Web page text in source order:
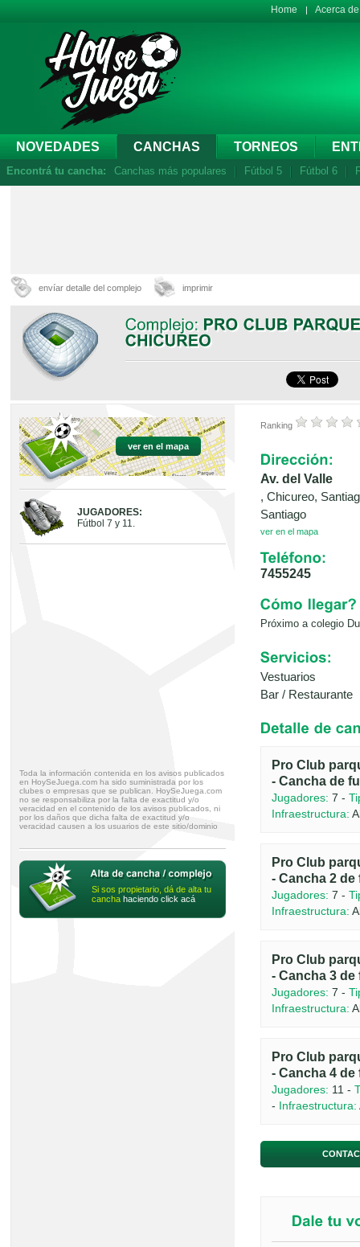
Home Acerca
NOVEDADES CANCHAS TORNEOS
Encontrá tu cancha: Canchas más populares Fútbol 5 Fútbol 6
envíar detalle del complejo imprimir
ver en el mapa
JUGADORES:
Fútbol 7 y 11.
Toda la información contenida en los avisos publicados
en HoySeJuega.com ha sido suministrada por los
clubes o empresas que se publican. HoySeJuega.com
no se responsabiliza por la falta de exactitud y/o
veracidad en el contenido de los avisos publicados, ni
por los daños que dicha falta de exactitud y/o
veracidad causen a los usuarios de este sitio/dominio
Si sos propietario, dá de alta tu
cancha haciendo click acá
Ranking
Av. del Valle
, Chicureo,
Santiago
ver en el mapa
7455245
Próximo a colegio
Vestuarios
Bar / Restaurante
Pro Club
- Cancha de
Jugadores: 7 -
Infraestructura:
Pro Club
- Cancha 2 de
Jugadores: 7 -
Infraestructura:
Pro Club
- Cancha 3 de
Jugadores: 7 -
Infraestructura:
Pro Club
- Cancha 4 de
Jugadores: 11 -
- Infraestructura: